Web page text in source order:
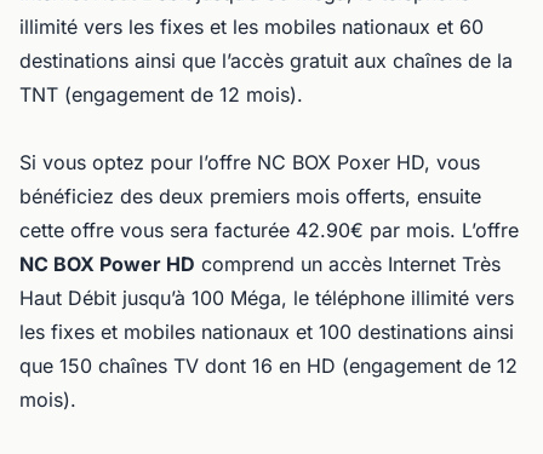
illimité vers les fixes et les mobiles nationaux et 60
destinations ainsi que l’accès gratuit aux chaînes de la
TNT (engagement de 12 mois).
Si vous optez pour l’offre NC BOX Poxer HD, vous
bénéficiez des deux premiers mois offerts, ensuite
cette offre vous sera facturée 42.90€ par mois. L’offre
NC BOX Power HD comprend un accès Internet Très
Haut Débit jusqu’à 100 Méga, le téléphone illimité vers
les fixes et mobiles nationaux et 100 destinations ainsi
que 150 chaînes TV dont 16 en HD (engagement de 12
mois).